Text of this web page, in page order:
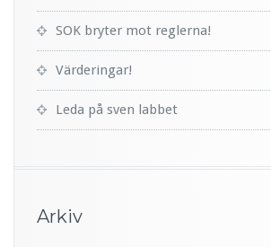
SOK bryter mot reglerna!
Värderingar!
Leda på sven labbet
Arkiv